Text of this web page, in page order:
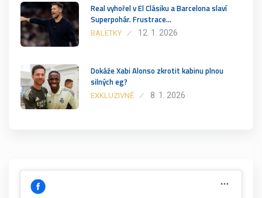
Real vyhořel v El Clásiku a Barcelona slaví
Superpohár. Frustrace…
BALETKY 12. 1. 2026
Dokáže Xabi Alonso zkrotit kabinu plnou
silných eg?
EXKLUZIVNĚ 8. 1. 2026